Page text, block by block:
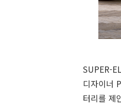
SUPER-
디자이너
터리를 제